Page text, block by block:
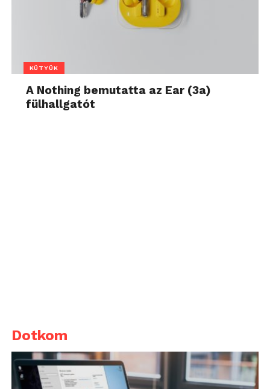
KÜTYÜK
A Nothing bemutatta az Ear (3a)
fülhallgatót
Dotkom